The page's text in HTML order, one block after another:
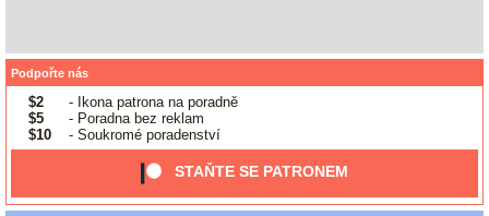
Podpořte nás
$2
- Ikona patrona na poradně
$5
- Poradna bez reklam
$10
- Soukromé poradenství
STAŇTE SE PATRONEM